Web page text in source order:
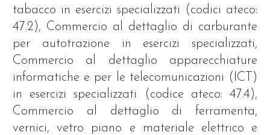
tabacco in esercizi specializzati (codici ateco:
47.2), Commercio al dettaglio di carburante
per autotrazione in esercizi specializzati,
Commercio al dettaglio apparecchiature
informatiche e per le telecomunicazioni (ICT)
in esercizi specializzati (codice ateco: 47.4),
Commercio al dettaglio di ferramenta,
vernici, vetro piano e materiale elettrico e